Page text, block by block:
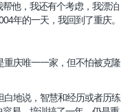
他，我还有个考虑，我漂泊
年的一天，我回到了重庆。
庆唯一一家，但不怕被克隆
地说，智慧和经历或者历练